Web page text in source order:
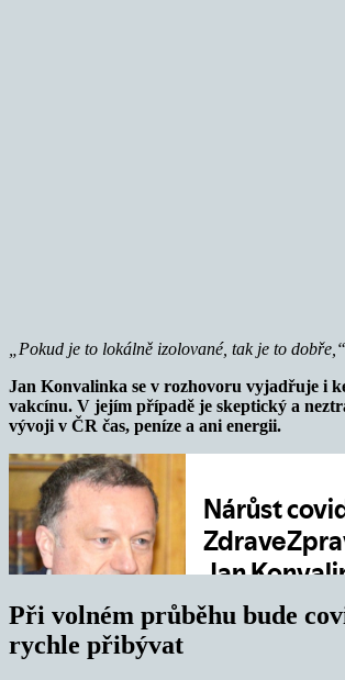
„Pokud je to lokálně izolované, tak je to dobře,“
Jan Konvalinka se v rozhovoru vyjadřuje i
vakcínu. V jejím případě je skeptický a
vývoji v ČR čas, peníze a ani energii.
Při volném průběhu bude
rychle přibývat